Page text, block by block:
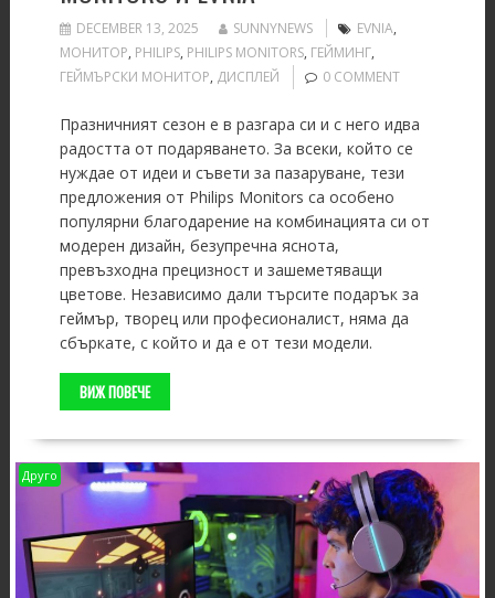
DECEMBER 13, 2025 SUNNYNEWS EVNIA,
MОНИТОР, PHILIPS, PHILIPS MONITORS, ГЕЙМИНГ,
ГЕЙМЪРСКИ МОНИТОР, ДИСПЛЕЙ 0 COMMENT
Празничният сезон е в разгара си и с него идва
радостта от подаряването. За всеки, който се
нуждае от идеи и съвети за пазаруване, тези
предложения от Philips Monitors са особено
популярни благодарение на комбинацията си от
модерен дизайн, безупречна яснота,
превъзходна прецизност и зашеметяващи
цветове. Независимо дали търсите подарък за
геймър, творец или професионалист, няма да
сбъркате, с който и да е от тези модели.
ВИЖ ПОВЕЧЕ
Друго